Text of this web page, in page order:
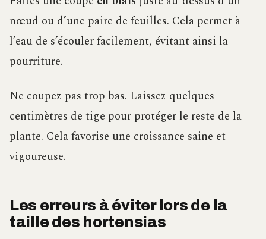
nœud ou d’une paire de feuilles. Cela permet à
l’eau de s’écouler facilement, évitant ainsi la
pourriture.
Ne coupez pas trop bas. Laissez quelques
centimètres de tige pour protéger le reste de la
plante. Cela favorise une croissance saine et
vigoureuse.
Les erreurs à éviter lors de la
taille des hortensias